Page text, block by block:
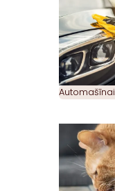
Automašīnai